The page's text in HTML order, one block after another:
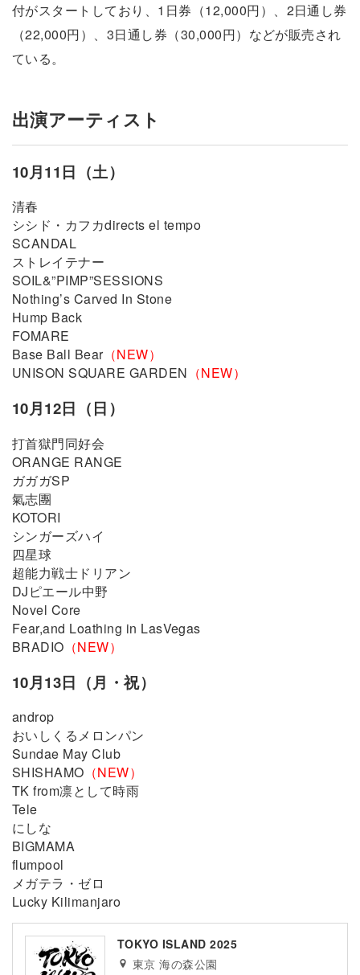
付がスタートしており、1日券（12,000円）、2日通し券
（22,000円）、3日通し券（30,000円）などが販売され
ている。
出演アーティスト
10月11日（土）
清春
シシド・カフカdirects el tempo
SCANDAL
ストレイテナー
SOIL&”PIMP”SESSIONS
Nothing’s Carved In Stone
Hump Back
FOMARE
Base Ball Bear（NEW）
UNISON SQUARE GARDEN （NEW）
10月12日（日）
打首獄門同好会
ORANGE RANGE
ガガガSP
氣志團
KOTORI
シンガーズハイ
四星球
超能力戦士ドリアン
DJピエール中野
Novel Core
Fear,and Loathing in LasVegas
BRADIO （NEW）
10月13日（月・祝）
androp
おいしくるメロンパン
Sundae May Club
SHISHAMO （NEW）
TK from凛として時雨
Tele
にしな
BIGMAMA
flumpool
メガテラ・ゼロ
Lucky Kilimanjaro
TOKYO ISLAND 2025
東京 海の森公園